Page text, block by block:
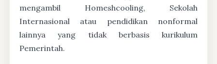
mengambil Homeshcooling, Sekolah
Internasional atau pendidikan nonformal
lainnya yang tidak berbasis kurikulum
Pemerintah.